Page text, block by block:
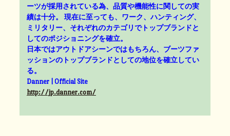
ーツが採用されている為、品質や機能性に関しての実
績は十分。 現在に至っても、ワーク、ハンティング、
ミリタリー、それぞれのカテゴリでトップブランドと
してのポジショニングを確立。
日本ではアウトドアシーンではもちろん、ブーツファ
ッションのトップブランドとしての地位を確立してい
る。
Danner | Official Site
http://jp.danner.com/